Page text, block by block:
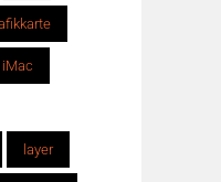
iMac
layer